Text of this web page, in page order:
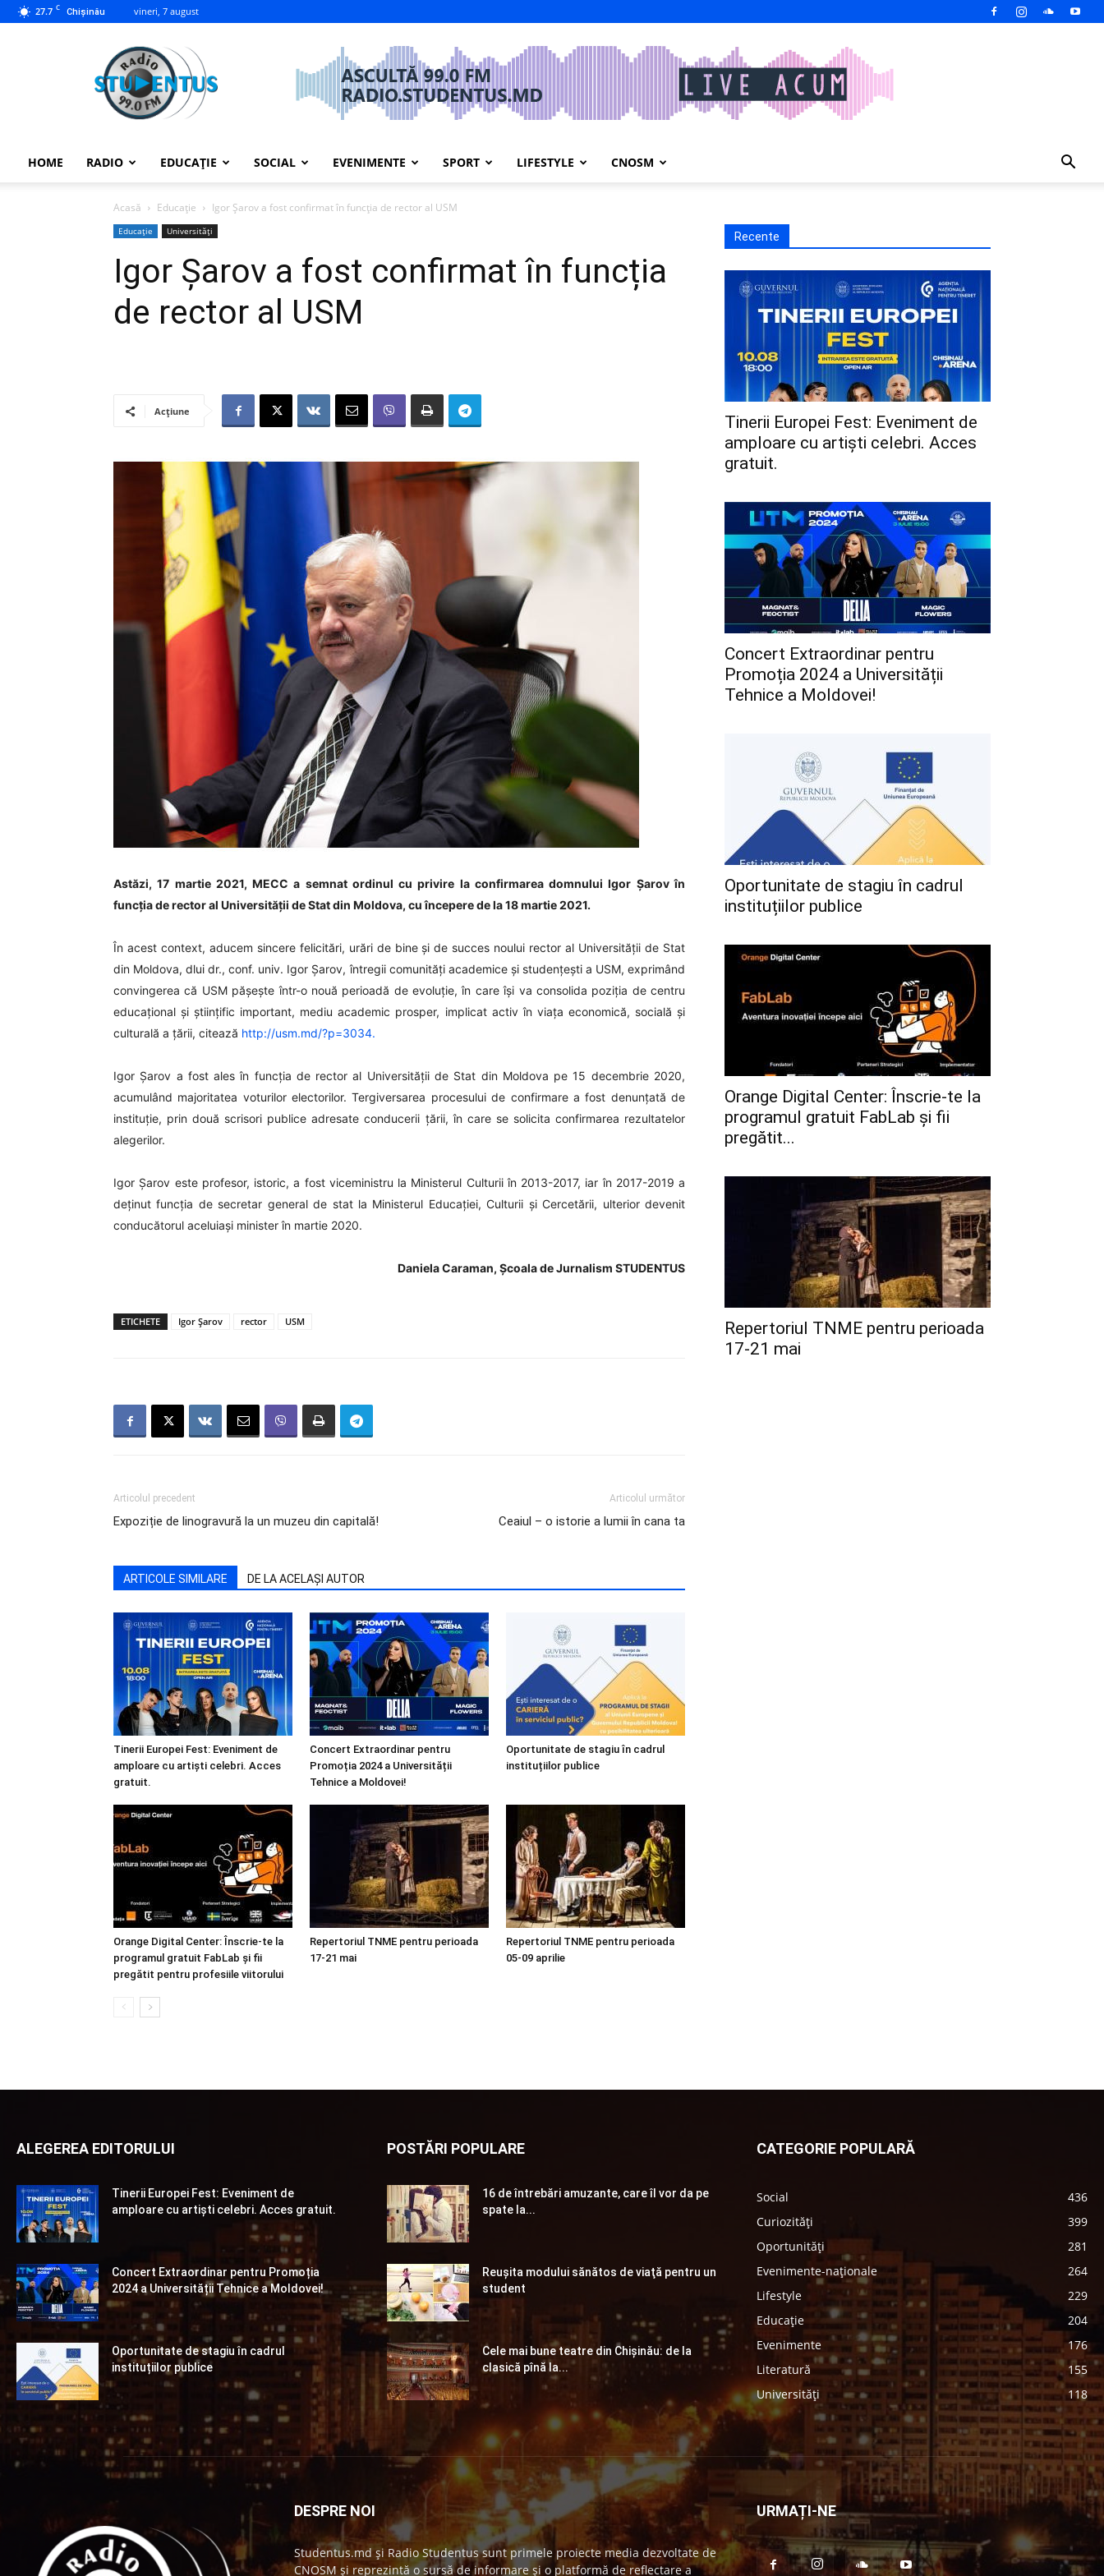
27.7 C Chișinău vineri, 7 august
studentus.md
HOME RADIO EDUCAȚIE SOCIAL EVENIMENTE SPORT LIFESTYLE CNOSM
Acasă Educație Igor Șarov a fost confirmat în funcția de rector al USM
Educație Universități
Igor Șarov a fost confirmat în funcția
de rector al USM
Acțiune
Astăzi, 17 martie 2021, MECC a semnat ordinul cu privire la confirmarea domnului Igor Șarov în
funcția de rector al Universității de Stat din Moldova, cu începere de la 18 martie 2021.
În acest context, aducem sincere felicitări, urări de bine și de succes noului rector al Universității de Stat
din Moldova, dlui dr., conf. univ. Igor Șarov, întregii comunități academice și studențești a USM, exprimând
convingerea că USM pășește într-o nouă perioadă de evoluție, în care își va consolida poziția de centru
educațional și științific important, mediu academic prosper, implicat activ în viața economică, socială și
culturală a țării, citează http://usm.md/?p=3034.
Igor Șarov a fost ales în funcția de rector al Universității de Stat din Moldova pe 15 decembrie 2020,
acumulând majoritatea voturilor electorilor. Tergiversarea procesului de confirmare a fost denunțată de
instituție, prin două scrisori publice adresate conducerii țării, în care se solicita confirmarea rezultatelor
alegerilor.
Igor Șarov este profesor, istoric, a fost viceministru la Ministerul Culturii în 2013-2017, iar în 2017-2019 a
deținut funcția de secretar general de stat la Ministerul Educației, Culturii și Cercetării, ulterior devenit
conducătorul aceluiași minister în martie 2020.
Daniela Caraman, Școala de Jurnalism STUDENTUS
ETICHETE Igor Șarov rector USM
Articolul precedent
Expoziție de linogravură la un muzeu din capitală!
Articolul următor
Ceaiul – o istorie a lumii în cana ta
ARTICOLE SIMILARE DE LA ACELAȘI AUTOR
Tinerii Europei Fest: Eveniment de
amploare cu artiști celebri. Acces
gratuit.
Concert Extraordinar pentru
Promoția 2024 a Universității
Tehnice a Moldovei!
Oportunitate de stagiu în cadrul
instituțiilor publice
Orange Digital Center: Înscrie-te la
programul gratuit FabLab și fii
pregătit pentru profesiile viitorului
Repertoriul TNME pentru perioada
17-21 mai
Repertoriul TNME pentru perioada
05-09 aprilie
Recente
Tinerii Europei Fest: Eveniment de
amploare cu artiști celebri. Acces
gratuit.
Concert Extraordinar pentru
Promoția 2024 a Universității
Tehnice a Moldovei!
Oportunitate de stagiu în cadrul
instituțiilor publice
Orange Digital Center: Înscrie-te la
programul gratuit FabLab și fii
pregătit...
Repertoriul TNME pentru perioada
17-21 mai
ALEGEREA EDITORULUI
Tinerii Europei Fest: Eveniment de
amploare cu artiști celebri. Acces gratuit.
Concert Extraordinar pentru Promoția
2024 a Universității Tehnice a Moldovei!
Oportunitate de stagiu în cadrul
instituțiilor publice
POSTĂRI POPULARE
16 de întrebări amuzante, care îl vor da pe
spate la...
Reuşita modului sănătos de viaţă pentru un
student
Cele mai bune teatre din Chişinău: de la
clasică pînă la...
CATEGORIE POPULARĂ
Social
436
Curiozități
399
Oportunități
281
Evenimente-naționale
264
Lifestyle
229
Educație
204
Evenimente
176
Literatură
155
Universități
118
DESPRE NOI
Studentus.md și Radio Studentus sunt primele proiecte media dezvoltate de
CNOSM și reprezintă o sursă de informare și o platformă de reflectare a
URMAȚI-NE